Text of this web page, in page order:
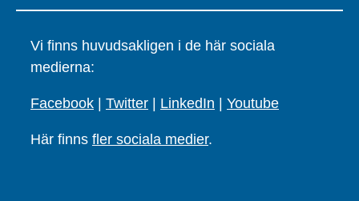
Vi finns huvudsakligen i de här sociala
medierna:
Facebook Twitter LinkedIn Youtube
Här finns fler sociala medier.